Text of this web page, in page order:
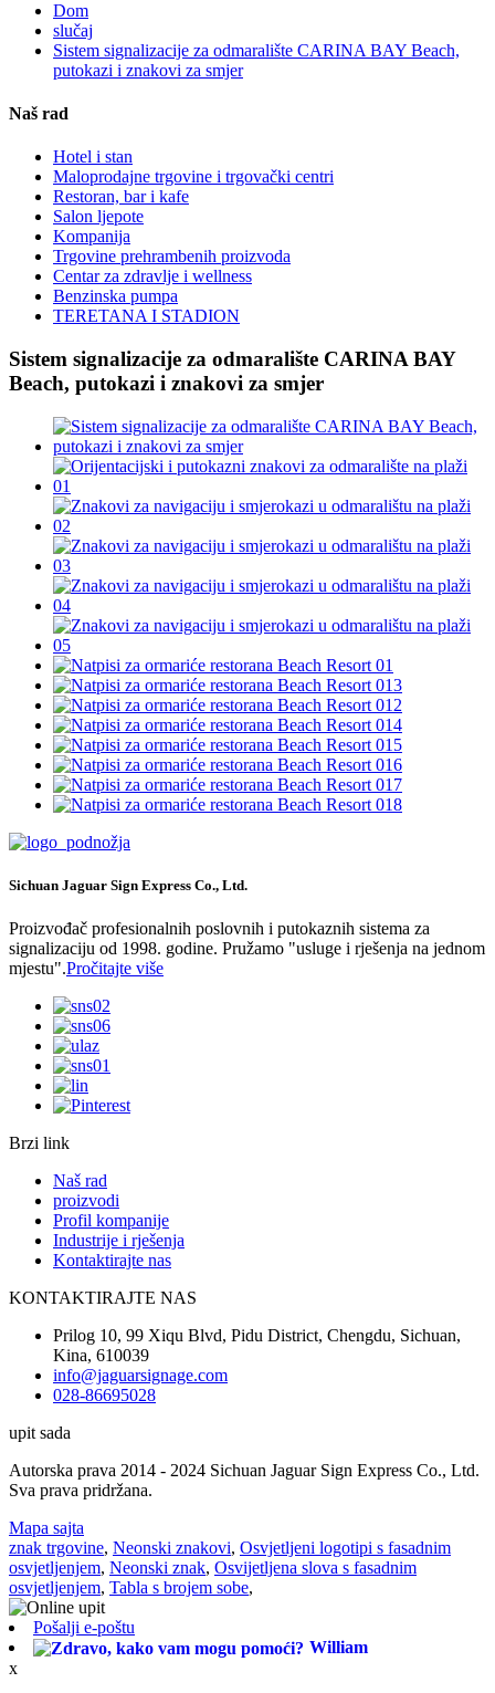
Dom
slučaj
Sistem signalizacije za odmaralište CARINA BAY Beach,
putokazi i znakovi za smjer
Naš rad
Hotel i stan
Maloprodajne trgovine i trgovački centri
Restoran, bar i kafe
Salon ljepote
Kompanija
Trgovine prehrambenih proizvoda
Centar za zdravlje i wellness
Benzinska pumpa
TERETANA I STADION
Sistem signalizacije za odmaralište CARINA BAY
Beach, putokazi i znakovi za smjer
Sichuan Jaguar Sign Express Co., Ltd.
Proizvođač profesionalnih poslovnih i putokaznih sistema za
signalizaciju od 1998. godine. Pružamo "usluge i rješenja na jednom
mjestu".Pročitajte više
Brzi link
Naš rad
proizvodi
Profil kompanije
Industrije i rješenja
Kontaktirajte nas
KONTAKTIRAJTE NAS
Prilog 10, 99 Xiqu Blvd, Pidu District, Chengdu, Sichuan,
Kina, 610039
info@jaguarsignage.com
028-86695028
upit sada
Autorska prava 2014 - 2024 Sichuan Jaguar Sign Express Co., Ltd.
Sva prava pridržana.
Mapa sajta
znak trgovine, Neonski znakovi, Osvjetljeni logotipi s fasadnim
osvjetljenjem, Neonski znak, Osvijetljena slova s ​​fasadnim
osvjetljenjem, Tabla s brojem sobe,
Pošalji e-poštu
William
x